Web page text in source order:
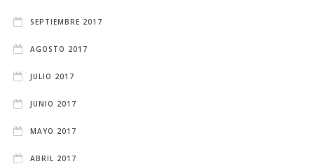
SEPTIEMBRE 2017
AGOSTO 2017
JULIO 2017
JUNIO 2017
MAYO 2017
ABRIL 2017